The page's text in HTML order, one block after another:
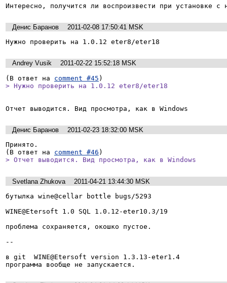
Интересно, получится ли воспроизвести при установке с
Денис Баранов
2011-02-08 17:50:41 MSK
Нужно проверить на 1.0.12 eter8/eter18
Andrey Vusik
2011-02-22 15:52:18 MSK
(В ответ на comment #45
> Нужно проверить на 1.0.12 eter8/eter18
Отчет выводится. Вид просмотра, как в Windows
Денис Баранов
2011-02-23 18:32:00 MSK
Принято.
(В ответ на comment #46
> Отчет выводится. Вид просмотра, как в Windows
Svetlana Zhukova
2011-04-21 13:44:30 MSK
бутылка wine@cellar bottle bugs/5293
WINE@Etersoft 1.0 SQL 1.0.12-eter10.3/19
проблема сохраняется, окошко пустое.
--
в git  WINE@Etersoft version 1.3.13-eter1.4
программа вообще не запускается.